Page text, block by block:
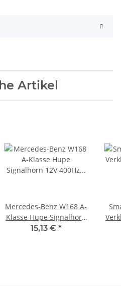
Artikel
Mercedes-Benz W168 A-
Klasse Hupe Signalhorn
12V 400Hz A0045426820
15,13 € *